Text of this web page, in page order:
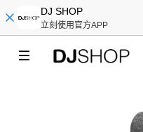
DJ SHOP
立刻使用官方APP